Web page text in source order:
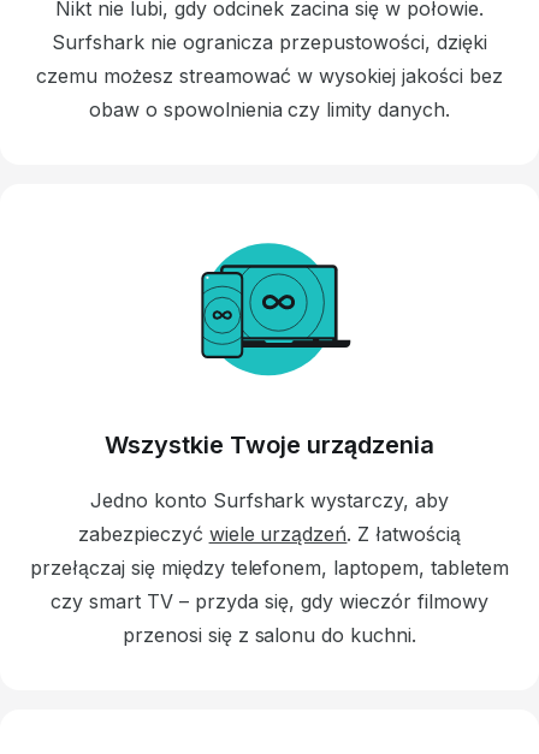
Nikt nie lubi, gdy odcinek zacina się w połowie.
Surfshark nie ogranicza przepustowości, dzięki
czemu możesz streamować w wysokiej jakości bez
obaw o spowolnienia czy limity danych.
Wszystkie Twoje urządzenia
Jedno konto Surfshark wystarczy, aby
zabezpieczyć wiele urządzeń. Z łatwością
przełączaj się między telefonem, laptopem, tabletem
czy smart TV – przyda się, gdy wieczór filmowy
przenosi się z salonu do kuchni.